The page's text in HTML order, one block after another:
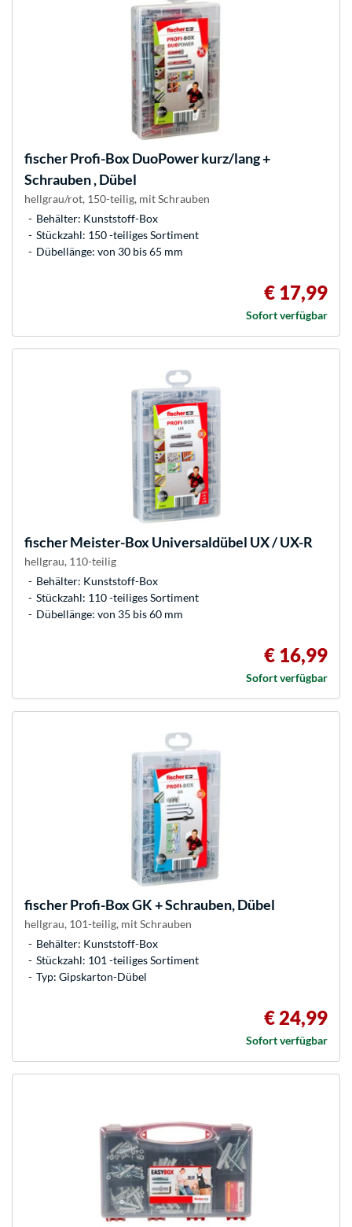
fischerProfi-Box DuoPower kurz/lang +
Schrauben , Dübel
hellgrau/rot, 150-teilig, mit Schrauben
Behälter: Kunststoff-Box
Stückzahl: 150 -teiliges Sortiment
Dübellänge: von 30 bis 65 mm
€ 17,99
Sofort verfügbar
fischerMeister-Box Universaldübel UX / UX-R
hellgrau, 110-teilig
Behälter: Kunststoff-Box
Stückzahl: 110 -teiliges Sortiment
Dübellänge: von 35 bis 60 mm
€ 16,99
Sofort verfügbar
fischerProfi-Box GK + Schrauben, Dübel
hellgrau, 101-teilig, mit Schrauben
Behälter: Kunststoff-Box
Stückzahl: 101 -teiliges Sortiment
Typ: Gipskarton-Dübel
€ 24,99
Sofort verfügbar